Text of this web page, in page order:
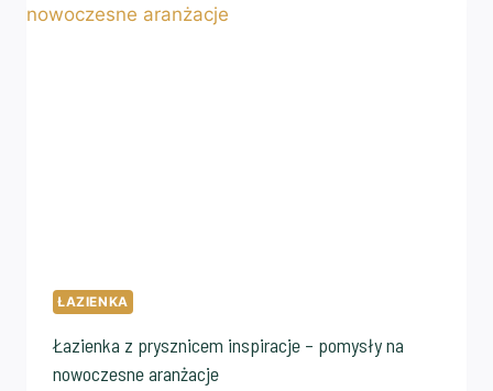
ŁAZIENKA
Łazienka z prysznicem inspiracje – pomysły na
nowoczesne aranżacje